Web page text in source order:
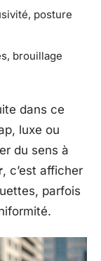
posture
brouillage
dans ce
luxe ou
du sens à
, c’est afficher
parfois